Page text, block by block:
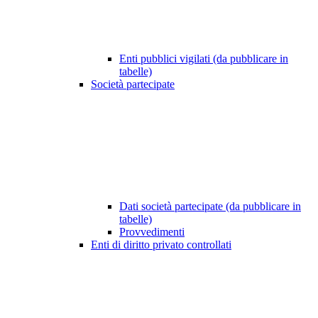
Enti pubblici vigilati (da pubblicare in
tabelle)
Società partecipate
Dati società partecipate (da pubblicare in
tabelle)
Provvedimenti
Enti di diritto privato controllati